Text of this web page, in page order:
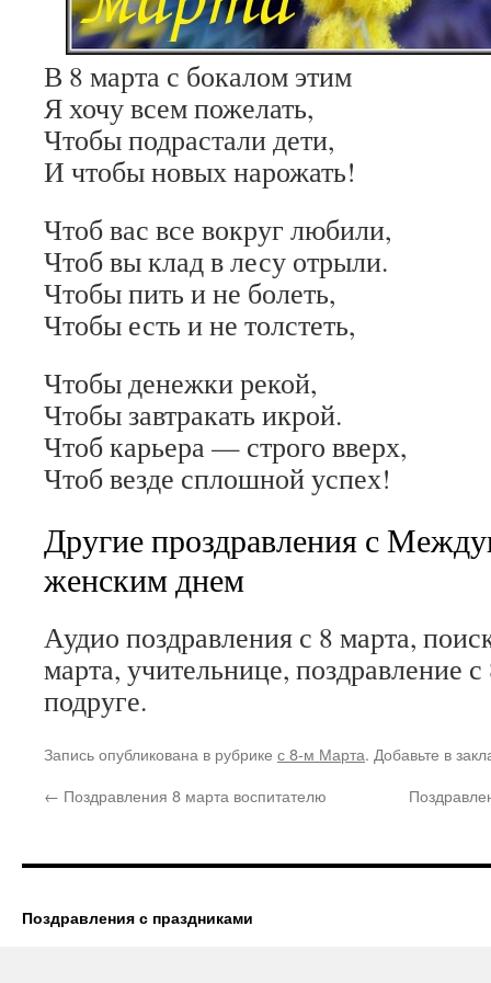
В 8 марта с бокалом этим
Я хочу всем пожелать,
Чтобы подрастали дети,
И чтобы новых нарожать!
Чтоб вас все вокруг любили,
Чтоб вы клад в лесу отрыли.
Чтобы пить и не болеть,
Чтобы есть и не толстеть,
Чтобы денежки рекой,
Чтобы завтракать икрой.
Чтоб карьера — строго вверх,
Чтоб везде сплошной успех!
Другие проздравления с
женским днем
Аудио поздравления с 8 марта,
марта, учительнице, поздравление
подруге.
Запись опубликована в рубрике с 8-м Марта. Добавьте в
← Поздравления 8 марта воспитателю
Поздравления с праздниками